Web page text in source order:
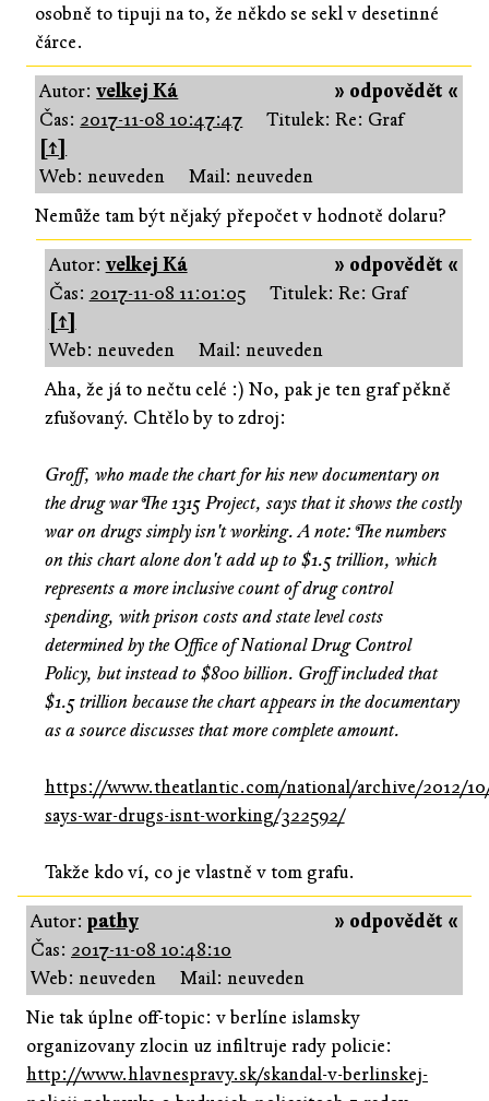
osobně to tipuji na to, že někdo se sekl v desetinné
čárce.
» odpovědět «
Autor:velkej Ká
Čas: 2017-11-08 10:47:47
Titulek: Re: Graf
[↑]
Web: neuveden
Mail: neuveden
Nemůže tam být nějaký přepočet v hodnotě dolaru?
» odpovědět «
Autor: velkej Ká
Čas: 2017-11-08 11:01:05
Titulek: Re: Graf
[↑]
Web: neuveden
Mail: neuveden
Aha, že já to nečtu celé :) No, pak je ten graf pěkně
zfušovaný. Chtělo by to zdroj:
Groff, who made the chart for his new documentary on
the drug war The 1315 Project, says that it shows the costly
war on drugs simply isn't working. A note: The numbers
on this chart alone don't add up to $1.5 trillion, which
represents a more inclusive count of drug control
spending, with prison costs and state level costs
determined by the Office of National Drug Control
Policy, but instead to $800 billion. Groff included that
$1.5 trillion because the chart appears in the documentary
as a source discusses that more complete amount.
https://www.theatlantic.com/national/archive/2012/
says-war-drugs-isnt-working/322592/
Takže kdo ví, co je vlastně v tom grafu.
» odpovědět «
Autor: pathy
Čas: 2017-11-08 10:48:10
Web: neuveden
Mail: neuveden
Nie tak úplne off-topic: v berlíne islamsky
organizovany zlocin uz infiltruje rady policie:
http://www.hlavnespravy.sk/skandal-v-berlinskej-